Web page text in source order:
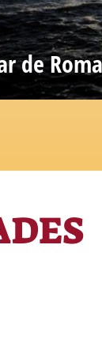
de Roma
marinera de